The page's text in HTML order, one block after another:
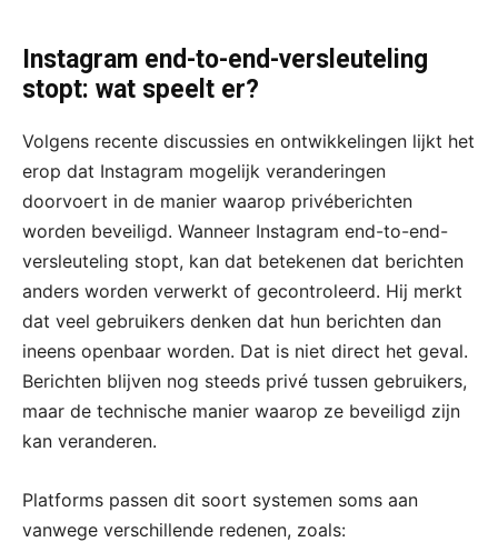
Instagram end-to-end-versleuteling
stopt: wat speelt er?
Volgens recente discussies en ontwikkelingen lijkt het
erop dat Instagram mogelijk veranderingen
doorvoert in de manier waarop privéberichten
worden beveiligd. Wanneer Instagram end-to-end-
versleuteling stopt, kan dat betekenen dat berichten
anders worden verwerkt of gecontroleerd. Hij merkt
dat veel gebruikers denken dat hun berichten dan
ineens openbaar worden. Dat is niet direct het geval.
Berichten blijven nog steeds privé tussen gebruikers,
maar de technische manier waarop ze beveiligd zijn
kan veranderen.
Platforms passen dit soort systemen soms aan
vanwege verschillende redenen, zoals: